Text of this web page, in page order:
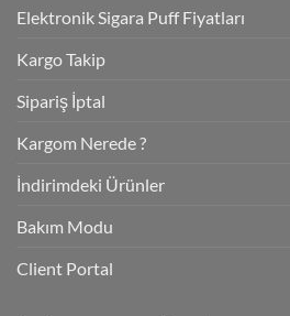
Elektronik Sigara Puff Fiyatları
Kargo Takip
Sipariş İptal
Kargom Nerede ?
İndirimdeki Ürünler
Bakım Modu
Client Portal